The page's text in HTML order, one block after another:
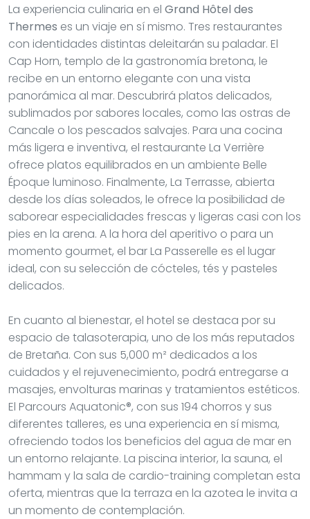
La experiencia culinaria en el Grand Hôtel des
Thermes es un viaje en sí mismo. Tres restaurantes
con identidades distintas deleitarán su paladar. El
Cap Horn, templo de la gastronomía bretona, le
recibe en un entorno elegante con una vista
panorámica al mar. Descubrirá platos delicados,
sublimados por sabores locales, como las ostras de
Cancale o los pescados salvajes. Para una cocina
más ligera e inventiva, el restaurante La Verrière
ofrece platos equilibrados en un ambiente Belle
Époque luminoso. Finalmente, La Terrasse, abierta
desde los días soleados, le ofrece la posibilidad de
saborear especialidades frescas y ligeras casi con los
pies en la arena. A la hora del aperitivo o para un
momento gourmet, el bar La Passerelle es el lugar
ideal, con su selección de cócteles, tés y pasteles
delicados.
En cuanto al bienestar, el hotel se destaca por su
espacio de talasoterapia, uno de los más reputados
de Bretaña. Con sus 5,000 m² dedicados a los
cuidados y el rejuvenecimiento, podrá entregarse a
masajes, envolturas marinas y tratamientos estéticos.
El Parcours Aquatonic®, con sus 194 chorros y sus
diferentes talleres, es una experiencia en sí misma,
ofreciendo todos los beneficios del agua de mar en
un entorno relajante. La piscina interior, la sauna, el
hammam y la sala de cardio-training completan esta
oferta, mientras que la terraza en la azotea le invita a
un momento de contemplación.